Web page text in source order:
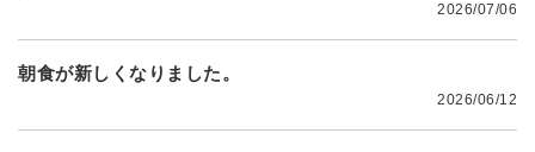
2026/07/06
朝食が新しくなりました。
2026/06/12